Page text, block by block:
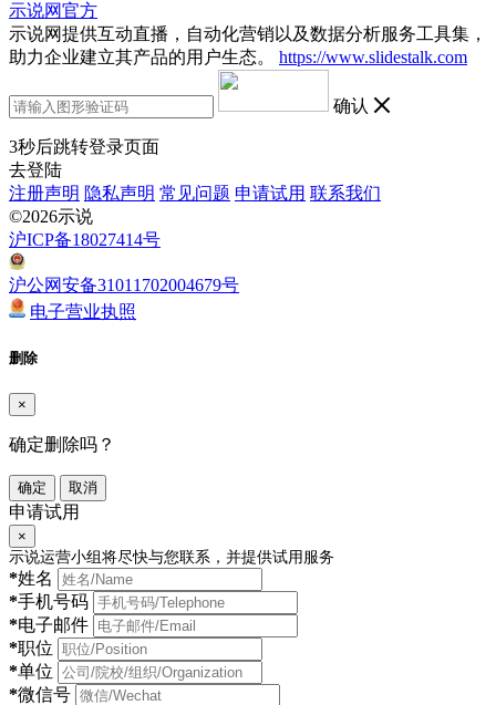
示说网官方
示说网提供互动直播，自动化营销以及数据分析服务工具集，
助力企业建立其产品的用户生态。
https://www.slidestalk.com
确认
3秒后跳转登录页面
去登陆
注册声明 隐私声明 常见问题 申请试用 联系我们
©2026示说
沪ICP备18027414号
沪公网安备31011702004679号
电子营业执照
删除
×
确定删除吗？
确定 取消
申请试用
×
示说运营小组将尽快与您联系，并提供试用服务
*姓名
*手机号码
*电子邮件
*职位
*单位
*微信号